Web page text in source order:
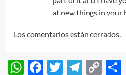
at new things in your
Los comentarios están cerrados.
WhatsApp
Facebook
Twitter